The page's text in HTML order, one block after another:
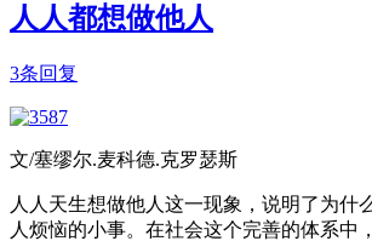
人人都想做他人
3条回复
文/塞缪尔.麦科德.克罗瑟斯
人人天生想做他人这一现象，说明了为什
人烦恼的小事。在社会这个完善的体系中